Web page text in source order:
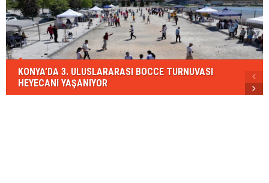
KONYA’DA 3. ULUSLARARASI BOCCE TURNUVASI
HEYECANI YAŞANIYOR